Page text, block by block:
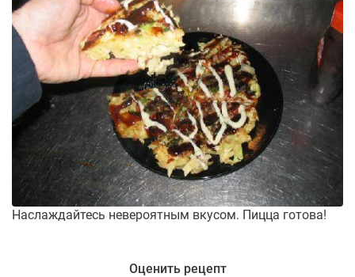
Наслаждайтесь невероятным вкусом. Пицца готова!
Оценить рецепт